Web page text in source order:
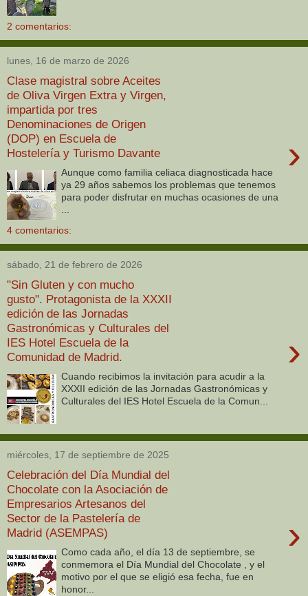
2 comentarios:
lunes, 16 de marzo de 2026
Clase magistral sobre Aceites
de Oliva Virgen Extra y Virgen,
impartida por tres
Denominaciones de Origen
(DOP) en Escuela de
Hostelería y Turismo Davante
›
Aunque como familia celiaca diagnosticada hace
ya 29 años sabemos los problemas que tenemos
para poder disfrutar en muchas ocasiones de una
...
4 comentarios:
sábado, 21 de febrero de 2026
"Sin Gluten y con mucho
gusto". Protagonista de la XXXII
edición de las Jornadas
Gastronómicas y Culturales del
IES Hotel Escuela de la
Comunidad de Madrid.
›
Cuando recibimos la invitación para acudir a la
XXXII edición de las Jornadas Gastronómicas y
Culturales del IES Hotel Escuela de la Comun...
miércoles, 17 de septiembre de 2025
Celebración del Día Mundial del
Chocolate con la Asociación de
Empresarios Artesanos del
Sector de la Pastelería de
Madrid (ASEMPAS)
›
Como cada año, el día 13 de septiembre, se
conmemora el Día Mundial del Chocolate , y el
motivo por el que se eligió esa fecha, fue en
honor...